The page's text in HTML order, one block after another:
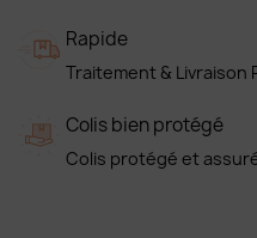
Rapide
Traitement & Livraison
Colis bien protégé
Colis protégé et